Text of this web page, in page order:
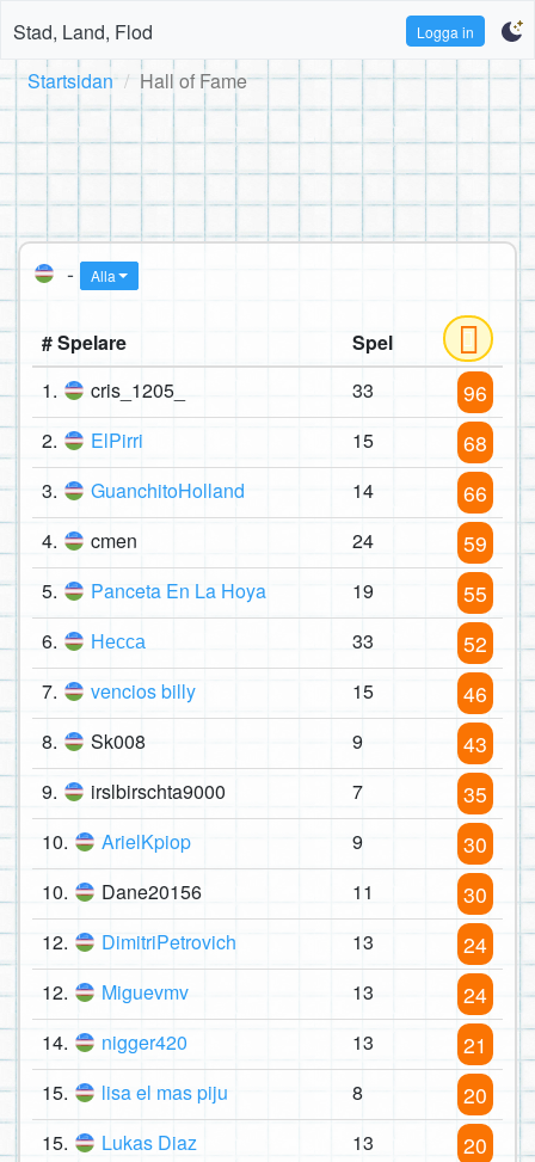
Stad, Land, Flod Logga in
Startsidan Hall of Fame
- Alla
# Spelare
Spel
1.
cris_1205_ 33 96
2. ElPirri 15 68
3. GuanchitoHolland 14 66
4. cmen 24 59
5. Panceta En La Hoya 19 55
6. Несса 33 52
7. vencios billy 15 46
8. Sk008 9 43
9. irslbirschta9000 7 35
10. ArielKpiop 9 30
10. Dane20156 11 30
12. DimitriPetrovich 13 24
12. Miguevmv 13 24
14. nigger420 13 21
15. lisa el mas piju 8 20
15. Lukas Diaz 13 20